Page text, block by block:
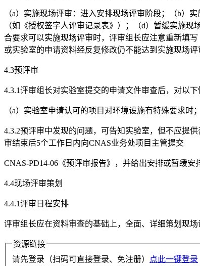
（a）实施现场评审：进入安排现场评审阶段；（b）
（如《授权签字人评审记录表》）；（d）暂缓实施
合要求可以实施现场评审时，评审组长应注意重新填
或实验室的申请资料经反复修改仍不能达到实施现场
4.3预评审
4.3.1评审组长对实验室提交的申请文件审查后，对以
（a）实验室申请认可的项目对环境设施有特殊要求
4.3.2预评审中发现的问题，可告知实验室，但不应提
审结束后5个工作日内向CNAS业务处项目主管提交
CNAS-PD14-06《预评审报告》，并给出安排或暂缓安
4.4现场评审策划
4.4.1评审日程安排
评审组长应在资料审查的基础上，全面、详细策划现
资源链接
请先登录（扫码可直接登录、免注册）
点此一键登录